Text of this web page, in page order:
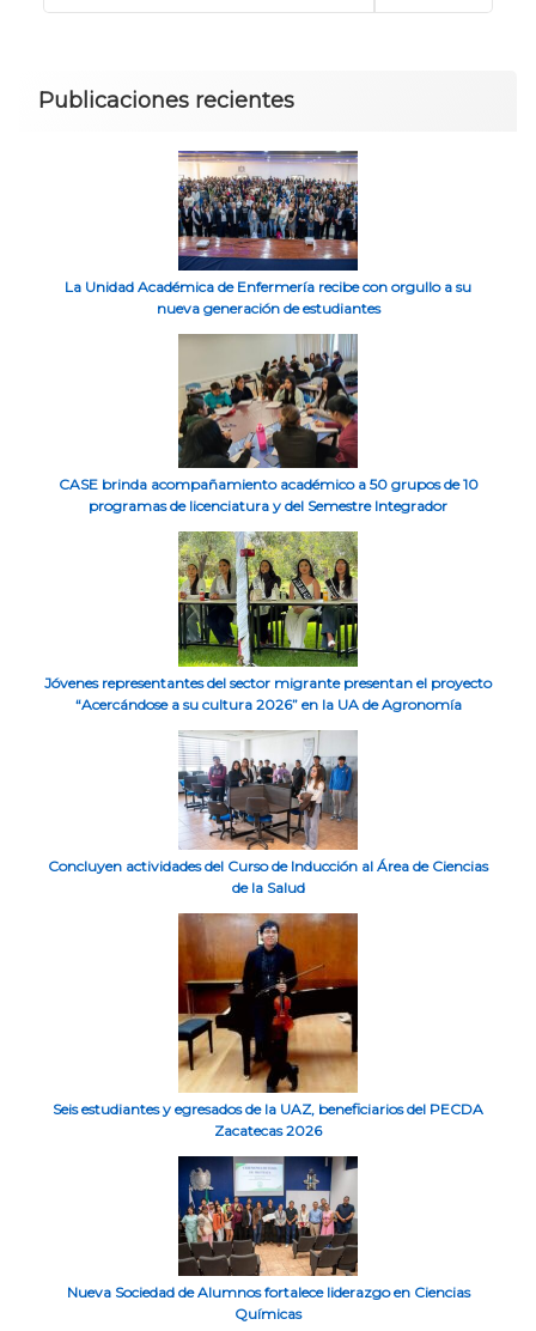
Publicaciones recientes
La Unidad Académica de Enfermería recibe con orgullo a su
nueva generación de estudiantes
CASE brinda acompañamiento académico a 50 grupos de 10
programas de licenciatura y del Semestre Integrador
Jóvenes representantes del sector migrante presentan el proyecto
“Acercándose a su cultura 2026” en la UA de Agronomía
Concluyen actividades del Curso de Inducción al Área de Ciencias
de la Salud
Seis estudiantes y egresados de la UAZ, beneficiarios del PECDA
Zacatecas 2026
Nueva Sociedad de Alumnos fortalece liderazgo en Ciencias
Químicas